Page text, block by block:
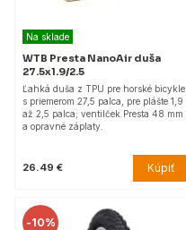
Na sklade
WTB Presta NanoAir duša
27.5x1.9/2.5
Ľahká duša z TPU pre horské bicykle
s priemerom 27,5 palca, pre plášte 1,9
až 2,5 palca; ventilček Presta 48 mm
a opravné záplaty.
26.49 € Kúpiť
-10%